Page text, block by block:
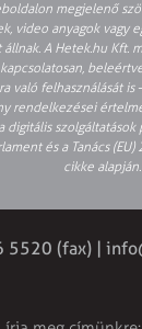
megjelenő
video anyagok vagy
A Hetek.hu Kft.
való felhasználását is
rendelkezései
digitális
és a Tanács
cikke
(fax) |